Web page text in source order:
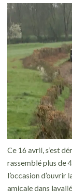
Ce 16 avril, s’est
rassemblé plus de
l’occasion d’ouvrir
amicale dans